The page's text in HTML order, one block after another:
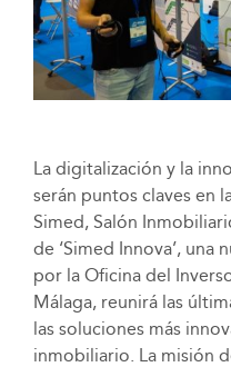
La digitalización y la
serán puntos claves en
Simed, Salón
de ‘Simed Innova’, una
por la Oficina del
Málaga, reunirá las
las soluciones más
inmobiliario. La misión